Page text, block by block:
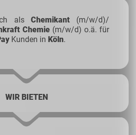
als Chemikant(m/w/d)/
Chemie (m/w/d) o.ä. für
Kunden in Köln.
WIR BIETEN